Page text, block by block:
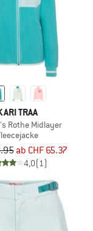
TRAA
Rothe Midlayer
ab CHF 65.37
4,0(1)